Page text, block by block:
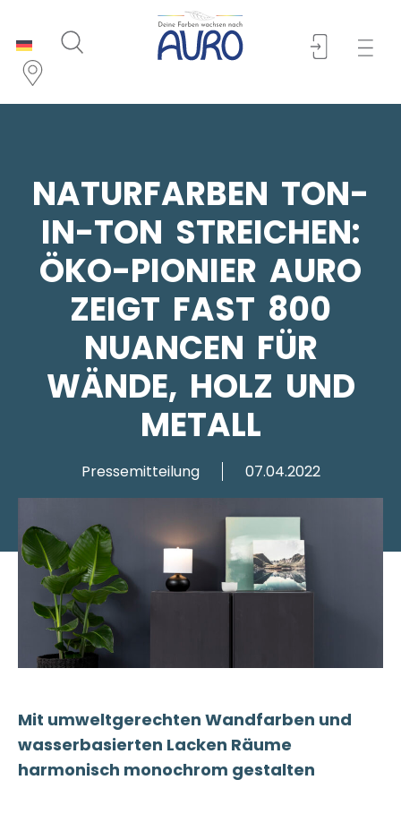
NATURFARBEN TON-
IN-TON STREICHEN:
ÖKO-PIONIER AURO
ZEIGT FAST 800
NUANCEN FÜR
WÄNDE, HOLZ UND
METALL
Pressemitteilung 07.04.2022
Mit umweltgerechten Wandfarben und
wasserbasierten Lacken Räume
harmonisch monochrom gestalten